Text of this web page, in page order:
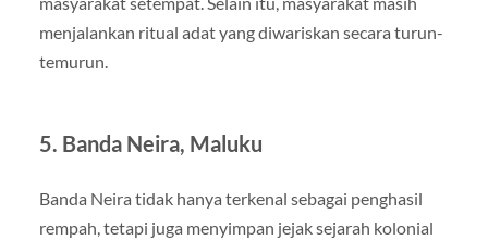
menjalankan ritual adat yang diwariskan secara turun-
temurun.
5. Banda Neira, Maluku
Banda Neira tidak hanya terkenal sebagai penghasil
rempah, tetapi juga menyimpan jejak sejarah kolonial